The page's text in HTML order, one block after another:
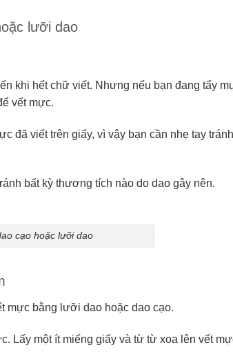
lưỡi dao
khi hết chữ viết. Nhưng nếu bạn đang tẩy
vết mực.
đã viết trên giấy, vì vậy bạn cần nhẹ tay tránh
bất kỳ thương tích nào do dao gây nên.
cạo hoặc lưỡi dao
mực bằng lưỡi dao hoặc dao cạo.
Lấy một ít miếng giấy và từ từ xoa lên vết